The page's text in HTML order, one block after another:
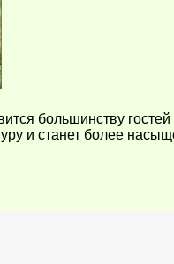
большинству гостей
и станет более